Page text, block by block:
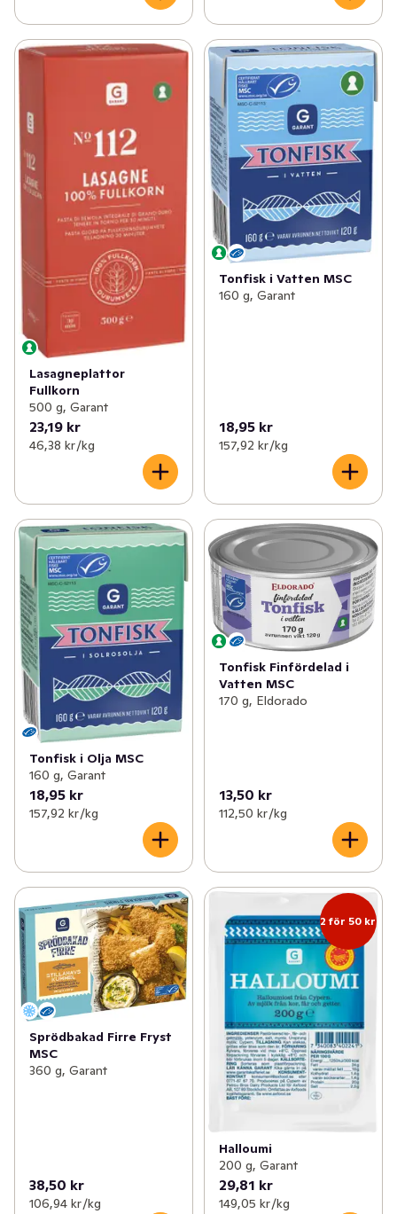
Lasagneplattor
Fullkorn
500 g, Garant
23,19 kr
46,38 kr /kg
Tonfisk i Vatten MSC
160 g, Garant
18,95 kr
157,92 kr /kg
Tonfisk i Olja MSC
160 g, Garant
18,95 kr
157,92 kr /kg
Tonfisk Finfördelad i
Vatten MSC
170 g, Eldorado
13,50 kr
112,50 kr /kg
Sprödbakad Firre Fryst
MSC
360 g, Garant
38,50 kr
106,94 kr /kg
2 för 50 kr
Halloumi
200 g, Garant
29,81 kr
149,05 kr /kg